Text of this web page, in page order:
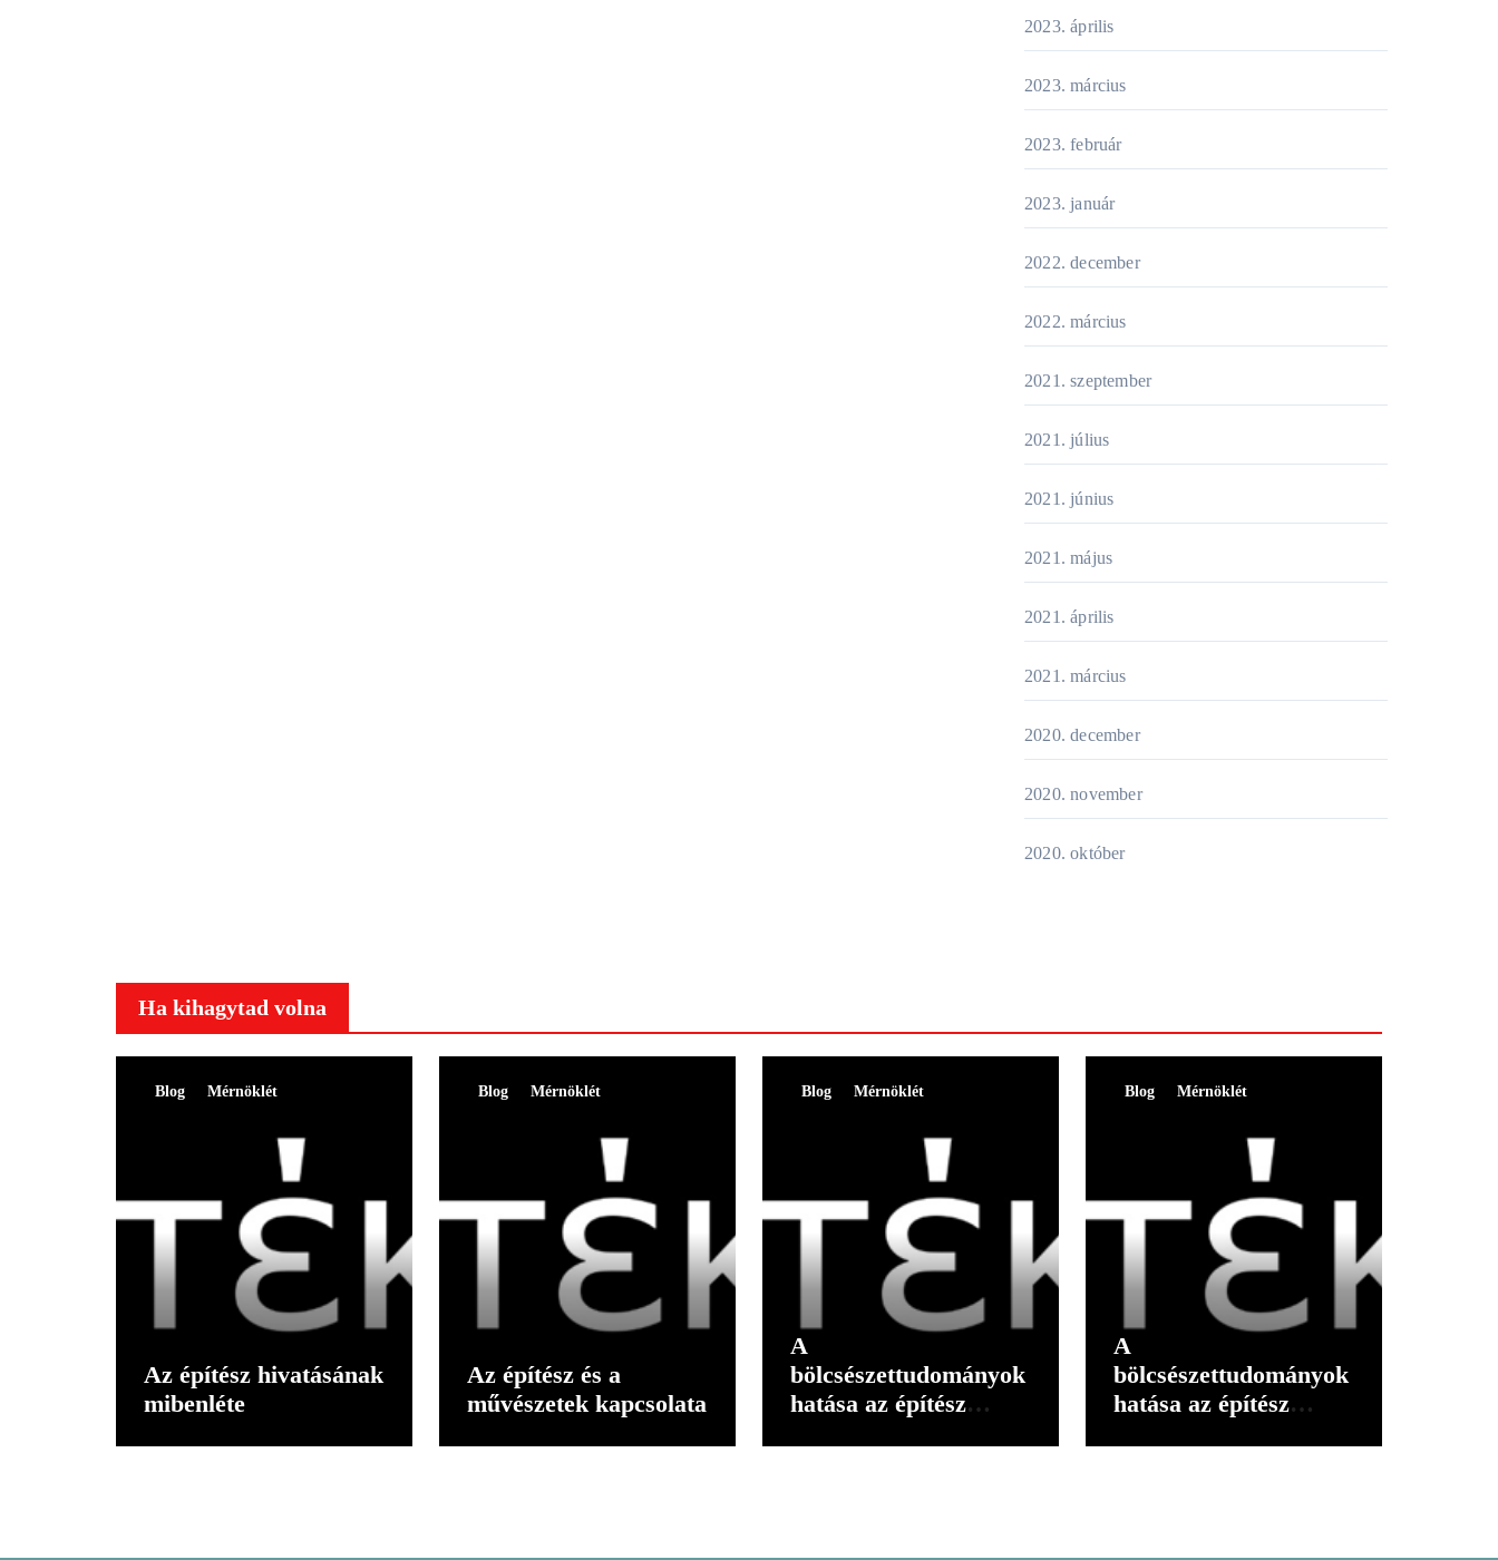
2023. április
2023. március
2023. február
2023. január
2022. december
2022. március
2021. szeptember
2021. július
2021. június
2021. május
2021. április
2021. március
2020. december
2020. november
2020. október
Ha kihagytad volna
Blog Mérnöklét
Az építész hivatásának
mibenléte
Blog Mérnöklét
Az építész és a
művészetek kapcsolata
Blog Mérnöklét
A
bölcsészettudományok
hatása az építész
Blog Mérnöklét
A
bölcsészettudományok
hatása az építész